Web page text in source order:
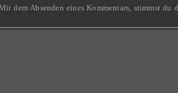
dem Absenden eines Kommentars, stimmst du